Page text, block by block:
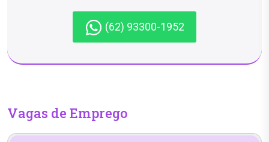
(62) 93300-1952
Vagas de Emprego